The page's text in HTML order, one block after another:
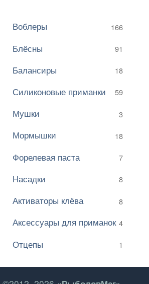
Воблеры 166
Блёсны 91
Балансиры 18
Силиконовые приманки 59
Мушки 3
Мормышки 18
Форелевая паста 7
Насадки 8
Активаторы клёва 8
Аксессуары для приманок 4
Отцепы 1